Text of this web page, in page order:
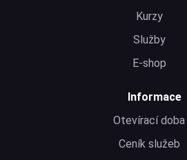
Kurzy
Služby
E-shop
Informace
Otevírací doba
Ceník služeb